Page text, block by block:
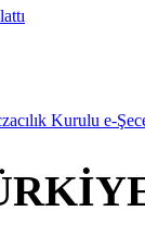
Kurulu e-